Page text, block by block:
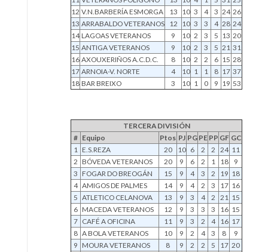
12 V.N.BARBERÍA ESMORGA 13 10 3 4 3 24 26
13 ARRABALDO VETERANOS 12 10 3 3 4 28 24
14 LAGOAS VETERANOS 9 10 2 3 5 13 20
15 ANTIGA VETERANOS 9 10 2 3 5 21 31
16 AXOUXERIÑOS A.C.D.C. 8 10 2 2 6 15 28
17 ARNOIA-V. NORTE 4 10 1 1 8 17 37
18 BAR BREIXO 3 10 1 0 9 19 53
TERCERA DIVISIÓN
# Equipo Ptos PJ PG PE PP GF GC
1 E.S.REZA 20 10 6 2 2 24 11
2 BÓVEDA VETERANOS 20 9 6 2 1 18
9
3 FOGAR DO BREOGÁN 15 9 4 3 2 19 18
4 AMIGOS DE PALMES 14 9 4 2 3 17 16
5 ATLETICO CELANOVA 13 9 3 4 2 21 15
6 MACEDA VETERANOS 12 9 3 3 3 16 15
7 CAFÉ A OFICINA 11 9 3 2 4 16 17
8 A BOLA VETERANOS 10 9 2 4 3 8
9
9 MOURA VETERANOS 8 9 2 2 5 17 20